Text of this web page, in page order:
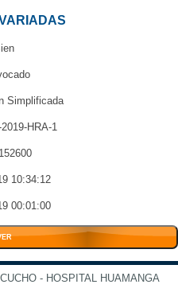
Simplificada
HRA-1
10:34:12
00:01:00
- HOSPITAL HUAMANGA